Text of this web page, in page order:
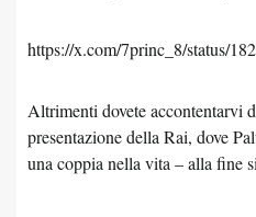
https://x.com/7princ_8/status/
Altrimenti dovete accontentarvi
presentazione della Rai, dove
una coppia nella vita – alla fine